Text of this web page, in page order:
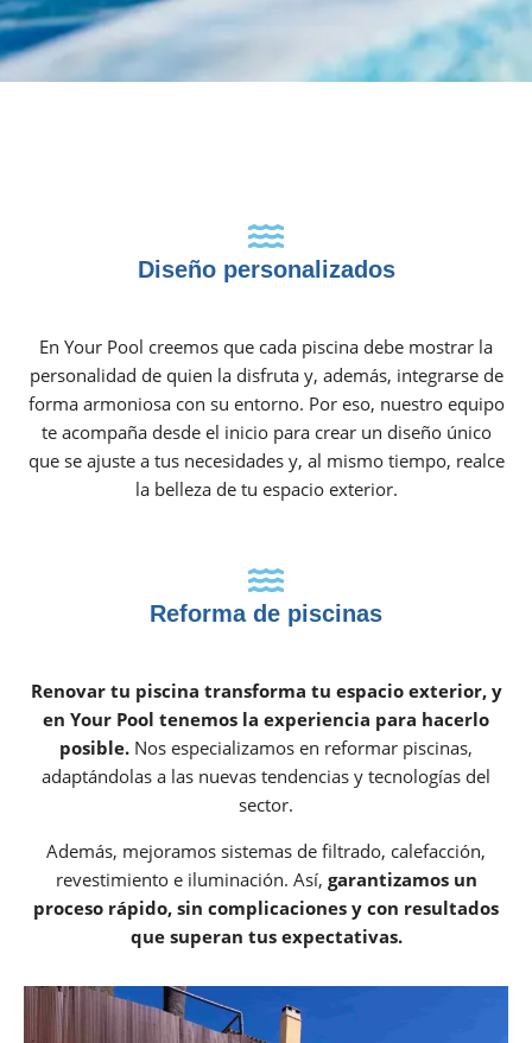
Diseño personalizados
En Your Pool creemos que cada piscina debe mostrar la
personalidad de quien la disfruta y, además, integrarse de
forma armoniosa con su entorno. Por eso, nuestro equipo
te acompaña desde el inicio para crear un diseño único
que se ajuste a tus necesidades y, al mismo tiempo, realce
la belleza de tu espacio exterior.
Reforma de piscinas
Renovar tu piscina transforma tu espacio exterior, y
en Your Pool tenemos la experiencia para hacerlo
posible. Nos especializamos en reformar piscinas,
adaptándolas a las nuevas tendencias y tecnologías del
sector.
Además, mejoramos sistemas de filtrado, calefacción,
revestimiento e iluminación. Así, garantizamos un
proceso rápido, sin complicaciones y con resultados
que superan tus expectativas.